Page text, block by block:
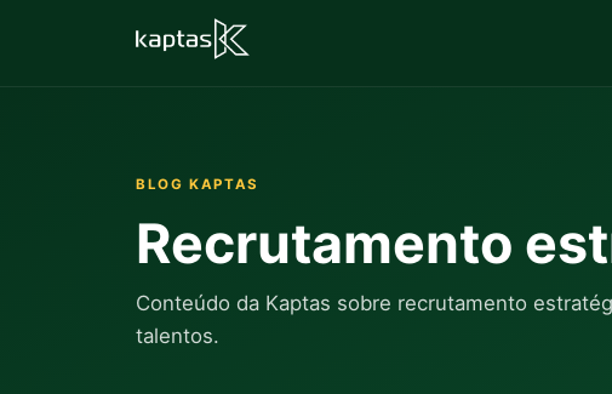
BLOG KAPTAS
Recrutamento
Conteúdo da Kaptas sobre recrutamento
talentos.